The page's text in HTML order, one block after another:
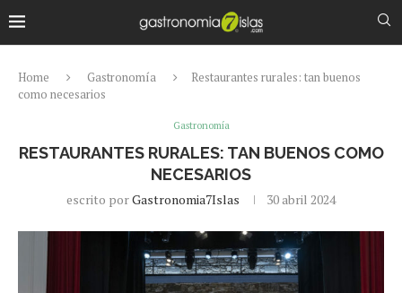
Home Gastronomía
Restaurantes rurales: tan buenos
como necesarios
Gastronomía
RESTAURANTES RURALES: TAN BUENOS COMO
NECESARIOS
escrito porGastronomia7Islas 30 abril 2024